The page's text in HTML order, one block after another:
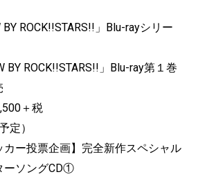
ROCK!!STARS!!」Blu-rayシリー
ROCK!!STARS!!」Blu-ray第１巻
＋税
定）
カー投票企画】完全新作スペシャル
ーソングCD①